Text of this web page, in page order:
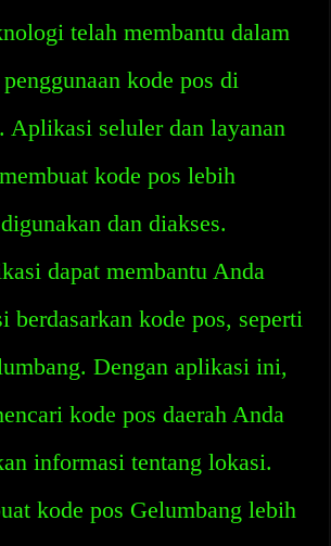
telah membantu dalam
kode pos di
Aplikasi seluler dan layanan
kode pos lebih
dan diakses.
dapat membantu Anda
berdasarkan kode pos, seperti
Dengan aplikasi ini,
kode pos daerah Anda
informasi tentang lokasi.
kode pos Gelumbang lebih